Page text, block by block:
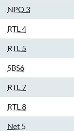
NPO 3
RTL 4
RTL 5
SBS6
RTL 7
RTL 8
Net 5